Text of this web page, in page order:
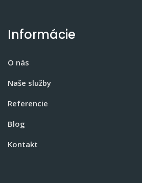
Informácie
O nás
Naše služby
Referencie
Blog
Kontakt